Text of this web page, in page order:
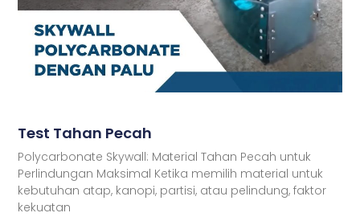
Test Tahan Pecah
Polycarbonate Skywall: Material Tahan Pecah untuk
Perlindungan Maksimal Ketika memilih material untuk
kebutuhan atap, kanopi, partisi, atau pelindung, faktor
kekuatan